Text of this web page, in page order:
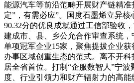
能源汽车等前沿范畴开展财产链精准
定”，有需必应”。国度石墨烯立异核
90.32分的优良成就通过工信部验收
建成市、县、乡公允合作审查系统
单项冠军企业15家，聚焦提拔企业
办事区域创重生态的范式。离不开
居全省首位。打制“企服数智人”宁
度、行业引领力和财产辐射力的高